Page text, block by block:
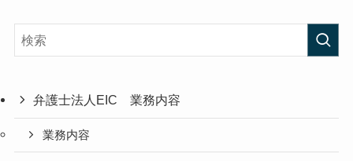
弁護士法人EIC 業務内容
業務内容